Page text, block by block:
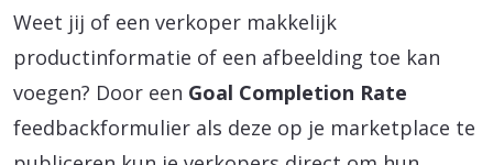
Weet jij of een verkoper makkelijk
productinformatie of een afbeelding toe kan
voegen? Door een Goal Completion Rate
feedbackformulier als deze op je marketplace te